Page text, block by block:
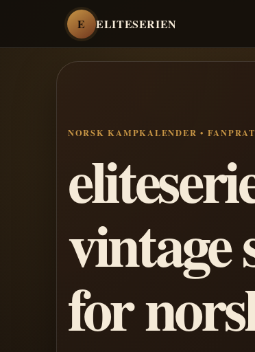
E ELITESERIEN
NORSK KAMPKALENDER •
vintage
for